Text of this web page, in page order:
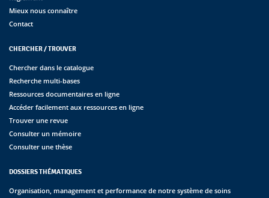
Mieux nous connaître
Contact
CHERCHER / TROUVER
Chercher dans le catalogue
Recherche multi-bases
Ressources documentaires en ligne
Accéder facilement aux ressources en ligne
Trouver une revue
Consulter un mémoire
Consulter une thèse
DOSSIERS THÉMATIQUES
Organisation, management et performance de notre système de soins